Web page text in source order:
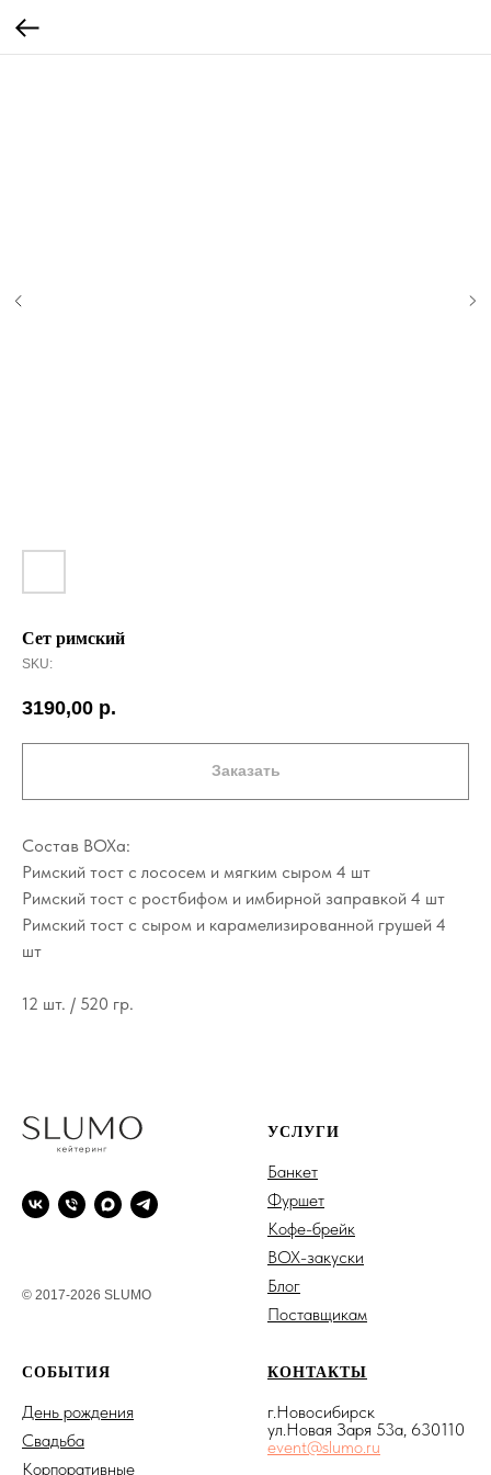
Сет римский
SKU:
3190,00 р.
Заказать
Состав BOXа:
Римский тост с лососем и мягким сыром 4 шт
Римский тост с ростбифом и имбирной заправкой 4 шт
Римский тост с сыром и карамелизированной грушей 4
шт
12 шт. / 520 гр.
© 2017-2026 SLUMO
УСЛУГИ
Банкет
Фуршет
Кофе-брейк
BOX-закуски
Блог
Поставщикам
СОБЫТИЯ
День рождения
Свадьба
Корпоративные
КОНТАКТЫ
г.Новосибирск
ул.Новая Заря 53а, 630110
event@slumo.ru